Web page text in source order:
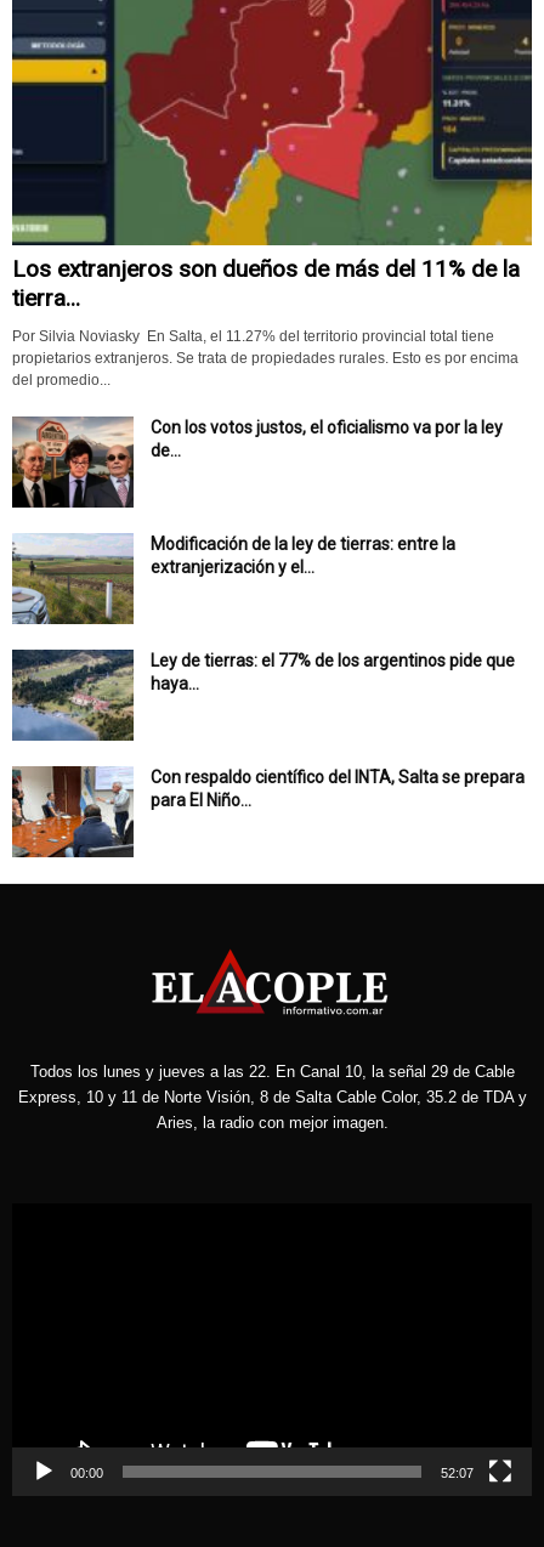
Los extranjeros son dueños de más del 11% de la
tierra...
Por Silvia Noviasky En Salta, el 11.27% del territorio provincial total tiene
propietarios extranjeros. Se trata de propiedades rurales. Esto es por encima
del promedio...
Con los votos justos, el oficialismo va por la ley
de...
Modificación de la ley de tierras: entre la
extranjerización y el...
Ley de tierras: el 77% de los argentinos pide que
haya...
Con respaldo científico del INTA, Salta se prepara
para El Niño...
Todos los lunes y jueves a las 22. En Canal 10, la señal 29 de Cable
Express, 10 y 11 de Norte Visión, 8 de Salta Cable Color, 35.2 de TDA y
Aries, la radio con mejor imagen.
00:00 52:07